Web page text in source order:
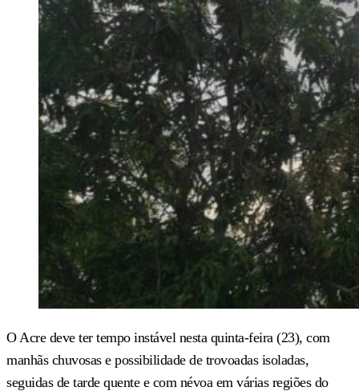
O Acre deve ter tempo instável nesta quinta-feira (23), com
manhãs chuvosas e possibilidade de trovoadas isoladas,
seguidas de tarde quente e com névoa em várias regiões do